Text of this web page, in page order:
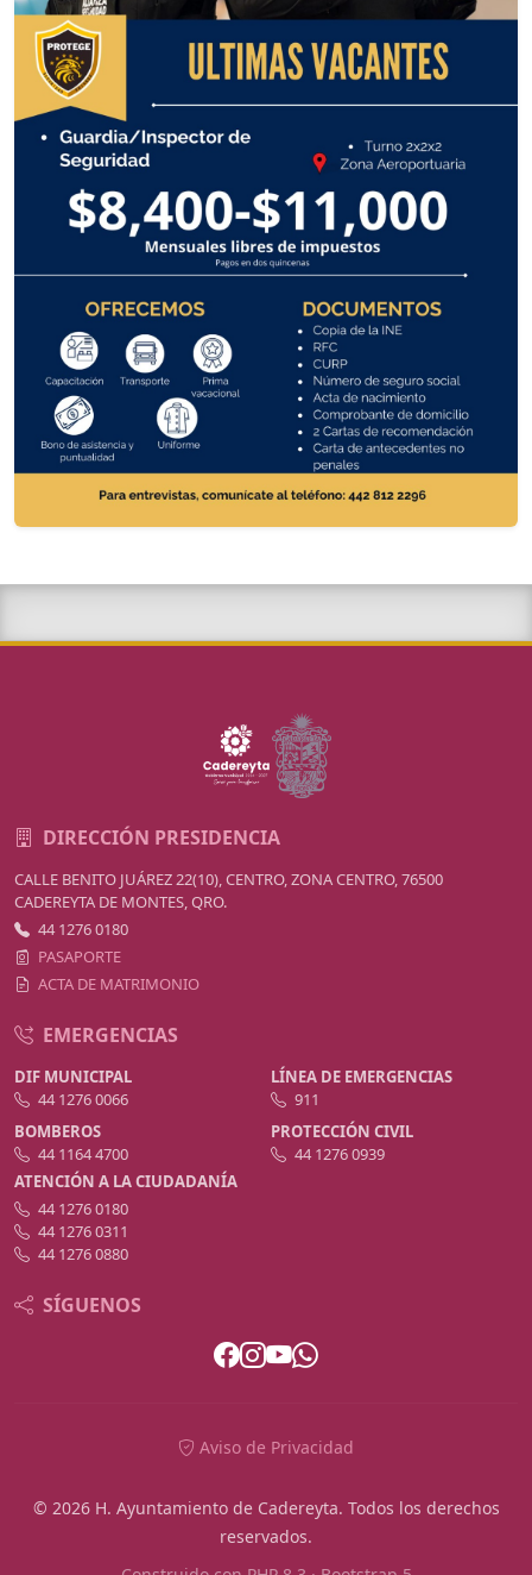
DIRECCIÓN PRESIDENCIA
CALLE BENITO JUÁREZ 22(10), CENTRO, ZONA CENTRO, 76500
CADEREYTA DE MONTES, QRO.
44 1276 0180
PASAPORTE
ACTA DE MATRIMONIO
EMERGENCIAS
DIF MUNICIPAL
44 1276 0066
BOMBEROS
44 1164 4700
LÍNEA DE EMERGENCIAS
911
PROTECCIÓN CIVIL
44 1276 0939
ATENCIÓN A LA CIUDADANÍA
44 1276 0180
44 1276 0311
44 1276 0880
SÍGUENOS
Aviso de Privacidad
© 2026 H. Ayuntamiento de Cadereyta. Todos los derechos
reservados.